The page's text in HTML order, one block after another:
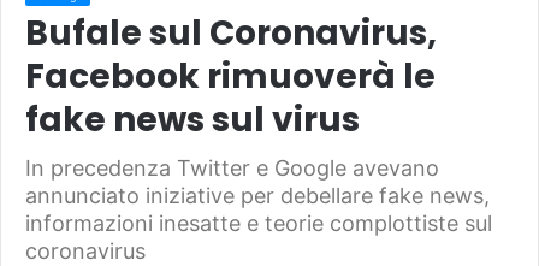
Bufale sul Coronavirus,
Facebook rimuoverà le
fake news sul virus
In precedenza Twitter e Google avevano
annunciato iniziative per debellare fake news,
informazioni inesatte e teorie complottiste sul
coronavirus